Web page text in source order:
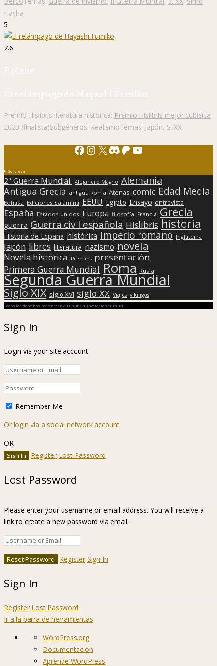
Häyhä
5
7.6
P. plebe
El relámpago de Hayashi Fumiko
Premio Hislibris literatura histórica: Premio Hislibris mejor cubierta
2023 (finalista)Subgéneros: RealismoTemas: Japón, S. XX
Facebook
Instagram
X Discord
Patreon
YouTube
Sorpresa
2ª Guerra Mundial. Alejandro Magno Alemania
Antigua Grecia antigua Roma Atenas cómic Edad Media
Edhasa Ediciones Salamina EEUU Egipto Ensayo entrevista
España Estados Unidos Europa filosofía Francia Grecia
guerra Guerra civil española Hislibris historia
Historia de España histórica Imperio romano Inglaterra
Japón libros literatura nazismo novela
Novela histórica Premios presentación
Primera Guerra Mundial Roma Rusia
Segunda Guerra Mundial
Siglo XIX siglo XVI siglo XX Viajes vikingos
Todos los derechos pertenecen a Hislibris Asociación cultural
Sign In
Login via your site account
Remember Me
Or login via a social network account
OR
Register Lost Password
Lost Password
Please enter your username or email address. You will receive a
link to create a new password via email.
Register Sign In
Sign In
Register Lost Password
Ir a la barra de herramientas
Acerca
WordPress
WordPress.org
Documentación
Aprende WordPress